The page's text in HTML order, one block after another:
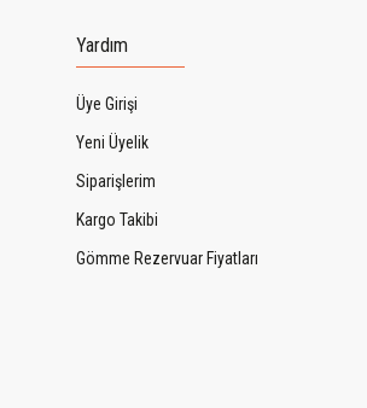
Yardım
Üye Girişi
Yeni Üyelik
Siparişlerim
Kargo Takibi
Gömme Rezervuar Fiyatları